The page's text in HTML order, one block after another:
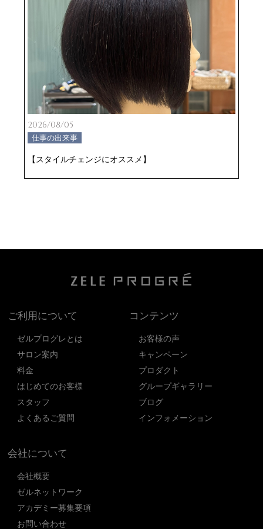
2026/08/05
仕事の出来事
【スタイルチェンジにオススメ】
ご利用について
ゼルプログレとは
サロン案内
料金
はじめてのお客様
スタッフ
よくあるご質問
コンテンツ
お客様の声
キャンペーン
プロダクト
グループギャラリー
ブログ
インフォメーション
会社について
会社概要
ゼルネットワーク
アカデミー募集要項
お問い合わせ